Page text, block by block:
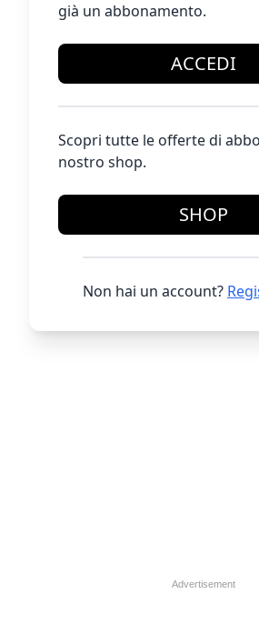
già un abbonamento.
ACCEDI
Scopri tutte le offerte di
nostro shop.
SHOP
Non hai un account?